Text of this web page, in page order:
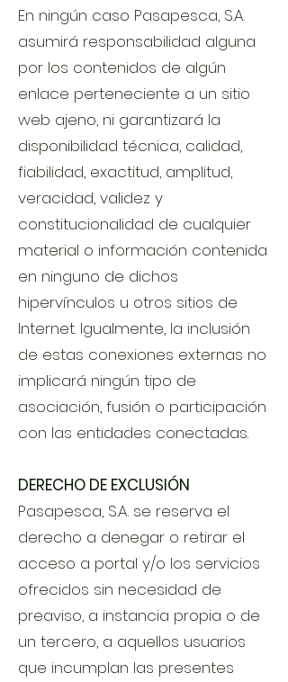
En ningún caso Pasapesca, S.A.
asumirá responsabilidad alguna
por los contenidos de algún
enlace perteneciente a un sitio
web ajeno, ni garantizará la
disponibilidad técnica, calidad,
fiabilidad, exactitud, amplitud,
veracidad, validez y
constitucionalidad de cualquier
material o información contenida
en ninguno de dichos
hipervínculos u otros sitios de
Internet. Igualmente, la inclusión
de estas conexiones externas no
implicará ningún tipo de
asociación, fusión o participación
con las entidades conectadas.
DERECHO DE EXCLUSIÓN
Pasapesca, S.A. se reserva el
derecho a denegar o retirar el
acceso a portal y/o los servicios
ofrecidos sin necesidad de
preaviso, a instancia propia o de
un tercero, a aquellos usuarios
que incumplan las presentes